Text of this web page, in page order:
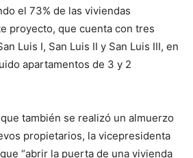
el 73% de las viviendas
proyecto, que cuenta con tres
Luis I, San Luis II y San Luis III, en
apartamentos de 3 y 2
también se realizó un almuerzo
propietarios, la vicepresidenta
“abrir la puerta de una vivienda